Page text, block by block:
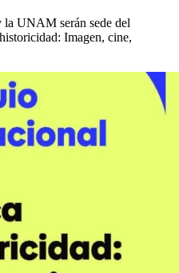
UNAM serán sede del
Imagen, cine,